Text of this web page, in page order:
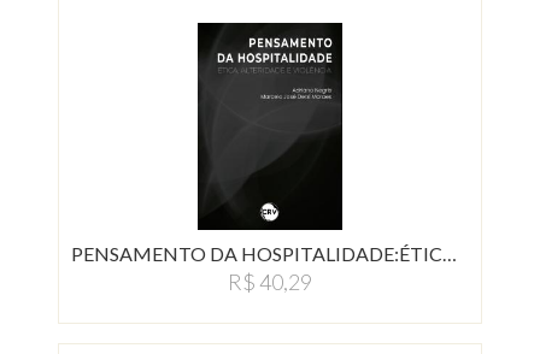
PENSAMENTO DA HOSPITALIDADE:ÉTICA,…
R$ 40,29